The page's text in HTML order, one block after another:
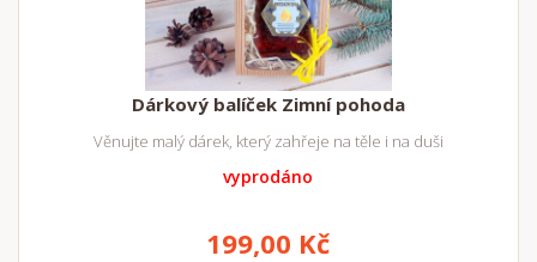
Dárkový balíček Zimní pohoda
Věnujte malý dárek, který zahřeje na těle i na duši
vyprodáno
199,00 Kč